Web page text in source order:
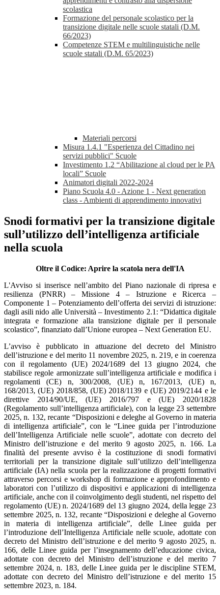
scolastica
Formazione del personale scolastico per la
transizione digitale nelle scuole statali (D.M.
66/2023)
Competenze STEM e multilinguistiche nelle
scuole statali (D.M. 65/2023)
Materiali percorsi
Misura 1.4.1 "Esperienza del Cittadino nei
servizi pubblici" Scuole
Investimento 1.2 “Abilitazione al cloud per le PA
locali” Scuole
Animatori digitali 2022-2024
Piano Scuola 4.0 - Azione 1 - Next generation
class - Ambienti di apprendimento innovativi
Snodi formativi per la transizione digitale
sull’utilizzo dell’intelligenza artificiale
nella scuola
Oltre il Codice: Aprire la scatola nera dell'IA
L'Avviso si inserisce nell’ambito del Piano nazionale di ripresa e
resilienza (PNRR) – Missione 4 – Istruzione e Ricerca –
Componente 1 – Potenziamento dell’offerta dei servizi di istruzione:
dagli asili nido alle Università – Investimento 2.1: “Didattica digitale
integrata e formazione alla transizione digitale per il personale
scolastico”, finanziato dall’Unione europea – Next Generation EU.
L’avviso è pubblicato in attuazione del decreto del Ministro
dell’istruzione e del merito 11 novembre 2025, n. 219, e in coerenza
con il regolamento (UE) 2024/1689 del 13 giugno 2024, che
stabilisce regole armonizzate sull’intelligenza artificiale e modifica i
regolamenti (CE) n, 300/2008, (UE) n, 167/2013, (UE) n,
168/2013, (UE) 2018/858, (UE) 2018/1139 e (UE) 2019/2144 e le
direttive 2014/90/UE, (UE) 2016/797 e (UE) 2020/1828
(Regolamento sull’intelligenza artificiale), con la legge 23 settembre
2025, n. 132, recante “Disposizioni e deleghe al Governo in materia
di intelligenza artificiale”, con le “Linee guida per l’introduzione
dell’Intelligenza Artificiale nelle scuole”, adottate con decreto del
Ministro dell’istruzione e del merito 9 agosto 2025, n. 166. La
finalità del presente avviso è la costituzione di snodi formativi
territoriali per la transizione digitale sull’utilizzo dell’intelligenza
artificiale (IA) nella scuola per la realizzazione di progetti formativi
attraverso percorsi e workshop di formazione e approfondimento e
laboratori con l’utilizzo di dispositivi e applicazioni di intelligenza
artificiale, anche con il coinvolgimento degli studenti, nel rispetto del
regolamento (UE) n. 2024/1689 del 13 giugno 2024, della legge 23
settembre 2025, n. 132, recante “Disposizioni e deleghe al Governo
in materia di intelligenza artificiale”, delle Linee guida per
l’introduzione dell’Intelligenza Artificiale nelle scuole, adottate con
decreto del Ministro dell’istruzione e del merito 9 agosto 2025, n.
166, delle Linee guida per l’insegnamento dell’educazione civica,
adottate con decreto del Ministro dell’istruzione e del merito 7
settembre 2024, n. 183, delle Linee guida per le discipline STEM,
adottate con decreto del Ministro dell’istruzione e del merito 15
settembre 2023, n. 184.